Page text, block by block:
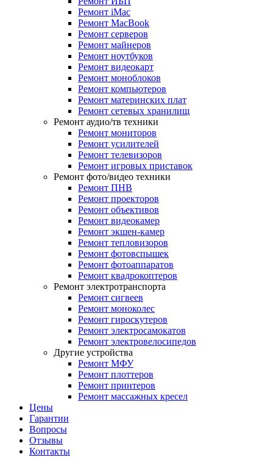
Ремонт iMac
Ремонт MacBook
Ремонт серверов
Ремонт майнеров
Ремонт ноутбуков
Ремонт видеокарт
Ремонт моноблоков
Ремонт компьютеров
Ремонт материнских плат
Ремонт сетевых хранилищ
Ремонт аудио/тв техники
Ремонт мониторов
Ремонт усилителей
Ремонт телевизоров
Ремонт игровых приставок
Ремонт фото/видео техники
Ремонт ПНВ
Ремонт проекторов
Ремонт объективов
Ремонт видеокамер
Ремонт экшен-камер
Ремонт тепловизоров
Ремонт фотовспышек
Ремонт фотоаппаратов
Ремонт квадрокоптеров
Ремонт электротранспорта
Ремонт сигвеев
Ремонт моноколес
Ремонт гироскутеров
Ремонт электросамокатов
Ремонт электровелосипедов
Другие устройства
Ремонт МФУ
Ремонт плоттеров
Ремонт принтеров
Ремонт массажных кресел
Цены
Гарантии
Вопросы
Отзывы
Контакты